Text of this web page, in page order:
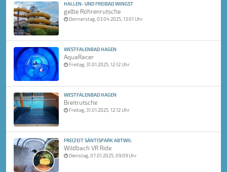
HALLEN- UND FREIBAD WINGST
gelbe Röhrenrutsche
Donnerstag, 03.04.2025, 13:01 Uhr
WESTFALENBAD HAGEN
AquaRacer
Freitag, 31.01.2025, 12:12 Uhr
WESTFALENBAD HAGEN
Breitrutsche
Freitag, 31.01.2025, 12:12 Uhr
FREIZEIT SÄNTISPARK ABTWIL
Wildbach VR Ride
Dienstag, 07.01.2025, 09:09 Uhr